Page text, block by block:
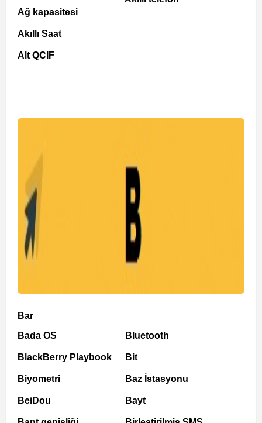
Ağ kapasitesi
Akıllı Saat
Alt QCIF
Bar
Bada OS
BlackBerry Playbook
Biyometri
BeiDou
Bluetooth
Bit
Baz İstasyonu
Bayt